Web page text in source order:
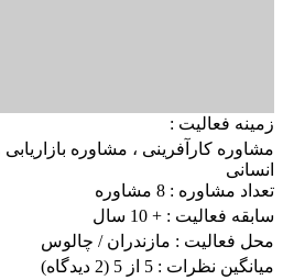
زمینه فعالیت :
مشاوره کارآفرینی ، مشاوره
انسانی
تعداد مشاوره : 8 مشاوره
سابقه فعالیت : + 10 سال
محل فعالیت : مازندران/ چالوس
میانگین نظرات : 5 از 5
(2 دیدگاه)